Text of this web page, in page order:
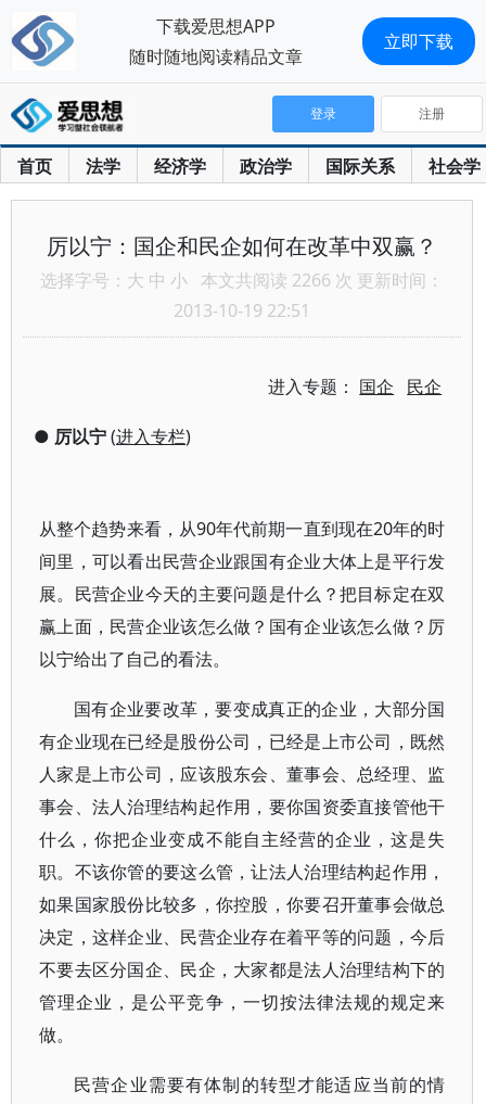
首页 法学 经济学 政治学 国际关系 社会学
登录 注册
厉以宁：国企和民企如何在改革中双赢？
选择字号： 大 中 小 本文共阅读 2266 次 更新时间：
2013-10-19 22:51
进入专题： 国企 民企
● 厉以宁(进入专栏)
从整个趋势来看，从90年代前期一直到现在20年的时
间里，可以看出民营企业跟国有企业大体上是平行发
展。民营企业今天的主要问题是什么？把目标定在双
赢上面，民营企业该怎么做？国有企业该怎么做？厉
以宁给出了自己的看法。
国有企业要改革，要变成真正的企业，大部分国
有企业现在已经是股份公司，已经是上市公司，既然
人家是上市公司，应该股东会、董事会、总经理、监
事会、法人治理结构起作用，要你国资委直接管他干
什么，你把企业变成不能自主经营的企业，这是失
职。不该你管的要这么管，让法人治理结构起作用，
如果国家股份比较多，你控股，你要召开董事会做总
决定，这样企业、民营企业存在着平等的问题，今后
不要去区分国企、民企，大家都是法人治理结构下的
管理企业，是公平竞争，一切按法律法规的规定来
做。
民营企业需要有体制的转型才能适应当前的情
下载爱思想APP
随时随地阅读精品文章
立即下载